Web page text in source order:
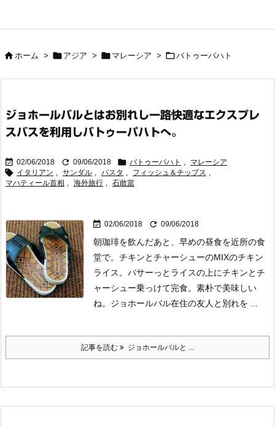
ホーム >  アジア >  マレーシア > バトゥーパハト
ジョホールバルとはお別れし一路快適なエクスプレ
スバスを利用しバトゥーパハトへ。
 02/06/2018  09/06/2018  バトゥーパハト , マレーシア
 イタリアン , サンダル , パスタ , フィッシュ＆チップス ,
マハティール首相 , 海外旅行 , 石敢當
 02/06/2018  09/06/2018
朝珈琲を飲んだあと、早めの昼食を近所の食
堂で。 チキンとチャーシューのMIXのチキン
ライス。 バサーっとライスの上にチキンとチ
ャーシュー乗っけて完食。素朴で美味しい
ね。 ジョホールバル在住の友人と別れを ...
記事を読む ジョホールバルと ...